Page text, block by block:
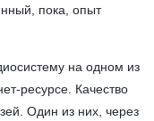
пока, опыт
на одном из
ресурсе. Качество
Один из них, через